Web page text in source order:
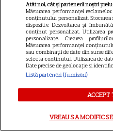
de la
pentru
Atât noi, cât și partenerii noștri
Măsurarea performanței
conținutului personalizat.
dispozitiv. Dezvoltarea și
conținut personalizat. Utilizarea
personalizate. Crearea
Măsurarea performanței
sau combinații de date din surse
selecta conținutul. Utilizarea de
Date precise de geolocație și
Listă parteneri (furnizori)
ACCEPT
VREAU SA MODIFIC